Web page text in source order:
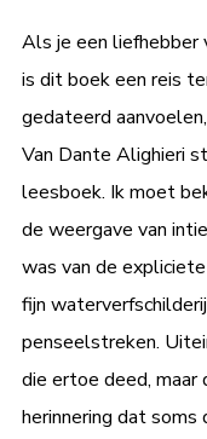
Als je een liefhebber
is dit boek een reis
gedateerd
Van Dante Alighieri
leesboek. Ik moet
de weergave van
was van de
fijn
penseelstreken.
die ertoe deed, maar
herinnering dat